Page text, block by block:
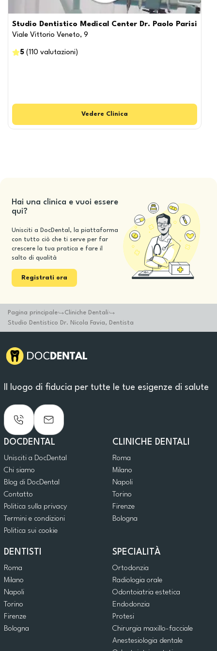
Studio Dentistico Medical Center Dr. Paolo Parisi
Viale Vittorio Veneto, 9
5 (110 valutazioni )
Vedere Clinica
Hai una clinica e vuoi essere
qui?
Unisciti a DocDental, la piattaforma
con tutto ciò che ti serve per far
crescere la tua pratica e fare il
salto di qualità
Registrati ora
Pagina principale
Cliniche Dentali
Studio Dentistico Dr. Nicola Favia, Dentista
Il luogo di fiducia per tutte le tue esigenze di salute
DOCDENTAL
Unisciti a DocDental
Chi siamo
Blog di DocDental
Contatto
Politica sulla privacy
Termini e condizioni
Politica sui cookie
CLINICHE DENTALI
Roma
Milano
Napoli
Torino
Firenze
Bologna
DENTISTI
Roma
Milano
Napoli
Torino
Firenze
Bologna
SPECIALITÀ
Ortodonzia
Radiologia orale
Odontoiatria estetica
Endodonzia
Protesi
Chirurgia maxillo-facciale
Anestesiologia dentale